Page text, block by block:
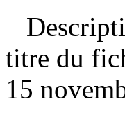
titre du
15